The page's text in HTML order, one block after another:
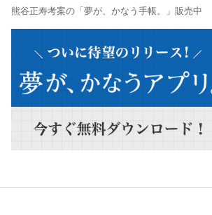
熊谷正寿考案の「夢が、かなう手帳。」販売中